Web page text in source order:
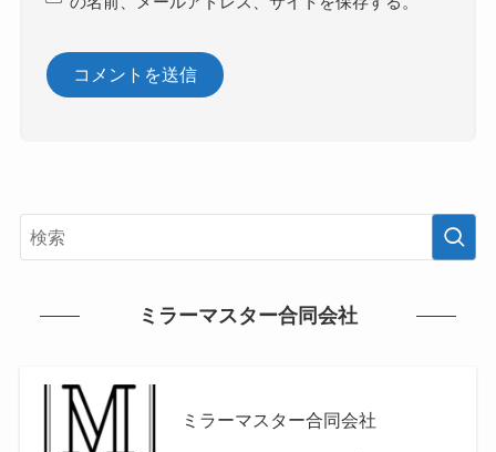
ミラーマスター合同会社
ミラーマスター合同会社